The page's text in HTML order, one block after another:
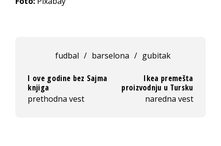
fudbal / barselona / gubitak
I ove godine bez Sajma
knjiga
prethodna vest
Ikea premešta
proizvodnju u Tursku
naredna vest